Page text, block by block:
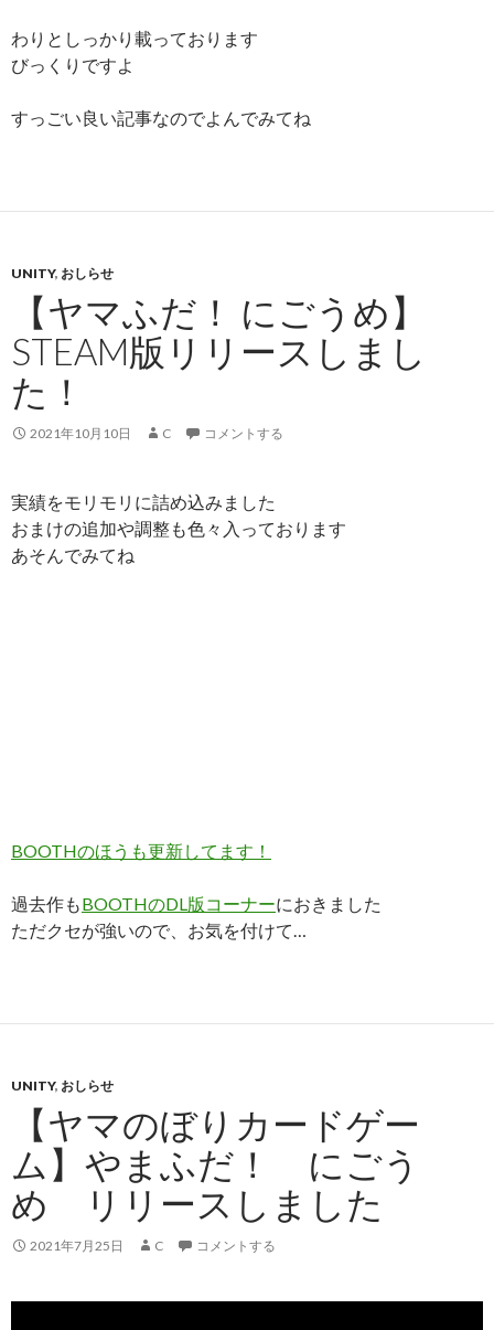
わりとしっかり載っております
びっくりですよ
すっごい良い記事なのでよんでみてね
UNITY, おしらせ
【ヤマふだ！ にごうめ】
STEAM版リリースしまし
た！
2021年10月10日 C コメントする
実績をモリモリに詰め込みました
おまけの追加や調整も色々入っております
あそんでみてね
BOOTHのほうも更新してます！
過去作もBOOTHのDL版コーナーにおきました
ただクセが強いので、お気を付けて…
UNITY, おしらせ
【ヤマのぼりカードゲー
ム】やまふだ！ にごう
め リリースしました
2021年7月25日 C コメントする